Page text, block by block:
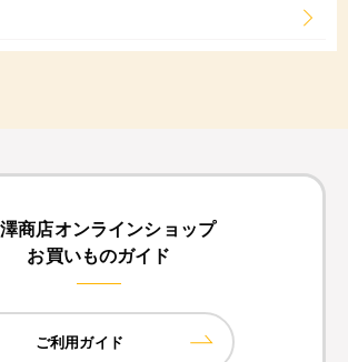
商店オンラインショップ
お買いものガイド
ご利用ガイド